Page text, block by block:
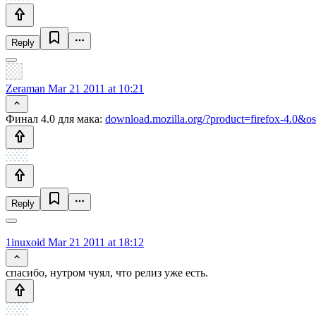
Reply
Zeraman Mar 21 2011 at 10:21
Финал 4.0 для мака: download.mozilla.org/?product=firefox-
Reply
1inuxoid Mar 21 2011 at 18:12
спасибо, нутром чуял, что релиз уже есть.